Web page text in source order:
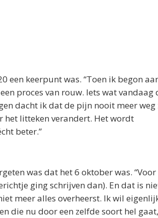
een keerpunt was. “Toen ik begon
proces van rouw. Iets wat vandaag
dacht ik dat de pijn nooit meer weg
het litteken verandert. Het wordt
beter.”
was dat het 6 oktober was. “Voor
ging schrijven dan). En dat is
meer alles overheerst. Ik wil
die nu door een zelfde soort hel